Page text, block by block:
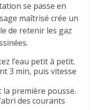
se passe en
maîtrisé crée un
de retenir les gaz
l’eau petit à petit.
3 min, puis vitesse
la première pousse.
des courants